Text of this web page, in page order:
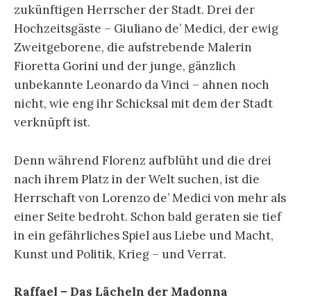
zukünftigen Herrscher der Stadt. Drei der
Hochzeitsgäste – Giuliano de’ Medici, der ewig
Zweitgeborene, die aufstrebende Malerin
Fioretta Gorini und der junge, gänzlich
unbekannte Leonardo da Vinci – ahnen noch
nicht, wie eng ihr Schicksal mit dem der Stadt
verknüpft ist.
Denn während Florenz aufblüht und die drei
nach ihrem Platz in der Welt suchen, ist die
Herrschaft von Lorenzo de’ Medici von mehr als
einer Seite bedroht. Schon bald geraten sie tief
in ein gefährliches Spiel aus Liebe und Macht,
Kunst und Politik, Krieg – und Verrat.
Raffael – Das Lächeln der Madonna